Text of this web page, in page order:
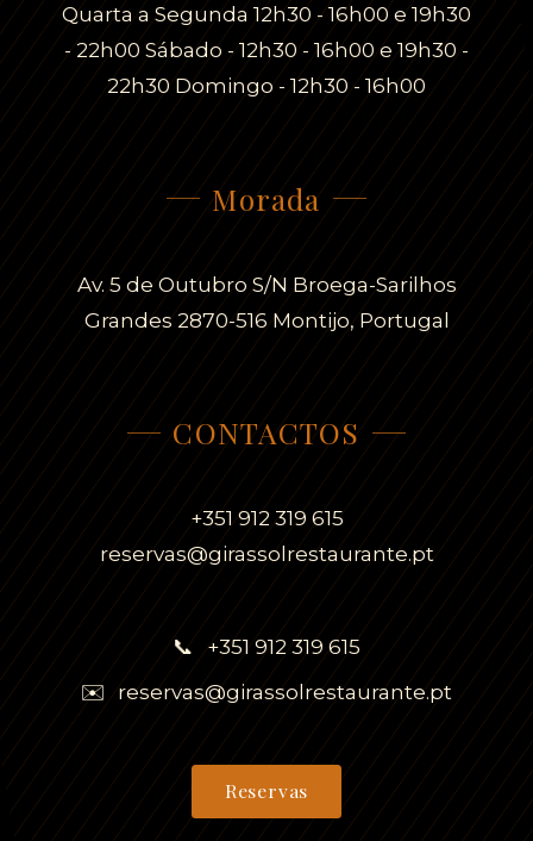
Quarta a Segunda 12h30 - 16h00 e 19h30
- 22h00 Sábado - 12h30 - 16h00 e 19h30 -
22h30 Domingo - 12h30 - 16h00
Morada
Av. 5 de Outubro S/N Broega-Sarilhos
Grandes 2870-516 Montijo, Portugal
CONTACTOS
+351 912 319 615
reservas@girassolrestaurante.pt
📞 +351 912 319 615
✉️
reservas@girassolrestaurante.pt
Reservas